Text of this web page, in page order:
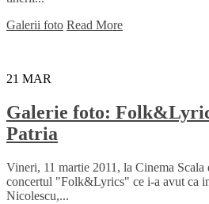
Galerii foto Read More
21 MAR
Galerie foto:
Patria
Vineri, 11 martie 2011, la Cinema
concertul "Folk&Lyrics" ce i-a avut ca
Nicolescu,...